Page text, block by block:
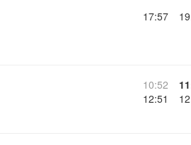
17:57
10:52
12:51